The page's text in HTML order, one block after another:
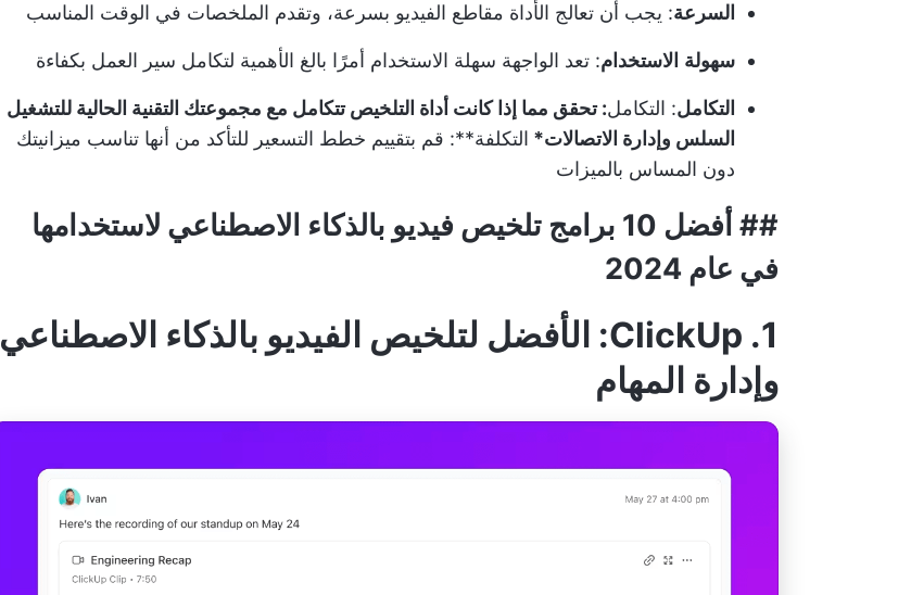
السرعة: يجب أن تعالج الأداة مقاطع الفيديو بسرعة، وتقدم الملخصات في الوقت المناسب
سهولة الاستخدام: تعد الواجهة سهلة الاستخدام أمرًا بالغ الأهمية لتكامل سير العمل بكفاءة
التكامل: التكامل: تحقق مما إذا كانت أداة التلخيص تتكامل مع مجموعتك التقنية الحالية للتشغيل
السلس و إدارة الاتصالات* التكلفة**: قم بتقييم خطط التسعير للتأكد من أنها تناسب ميزانيتك
دون المساس بالميزات
##
أفضل 10 برامج تلخيص فيديو بالذكاء الاصطناعي لاستخدامها
في عام 2024
1. ClickUp: الأفضل لتلخيص الفيديو بالذكاء الاصطناعي
وإدارة المهام